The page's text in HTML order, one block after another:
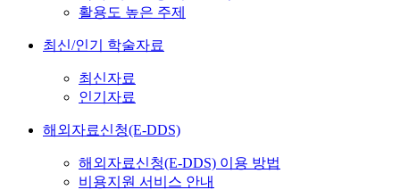
활용도 높은 주제
최신/인기 학술자료
최신자료
인기자료
해외자료신청(E-DDS)
해외자료신청(E-DDS) 이용 방법
비용지원 서비스 안내